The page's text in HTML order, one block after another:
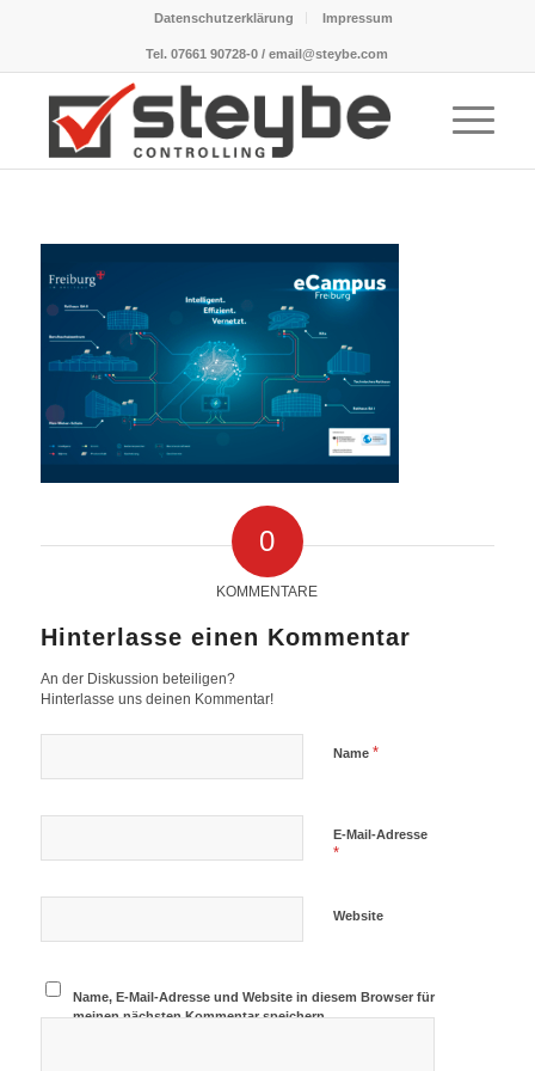
Datenschutzerklärung Impressum
Tel. 07661 90728-0 / email@steybe.com
0
KOMMENTARE
Hinterlasse einen Kommentar
An der Diskussion beteiligen?
Hinterlasse uns deinen Kommentar!
Name *
E-Mail-Adresse
*
Website
Name, E-Mail-Adresse und Website in diesem Browser für
meinen nächsten Kommentar speichern.